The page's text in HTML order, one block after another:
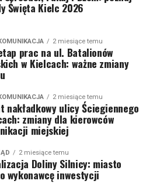
Święta Kielc 2026
2 miesiące temu
prac na ul. Batalionów
w Kielcach: ważne zmiany
2 miesiące temu
nakładkowy ulicy Ściegiennego
zmiany dla kierowców
miejskiej
2 miesiące temu
Doliny Silnicy: miasto
wykonawcę inwestycji